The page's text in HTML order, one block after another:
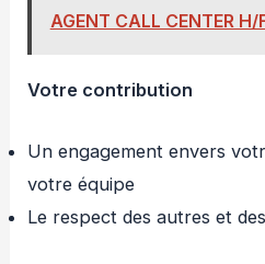
AGENT CALL CENTER H/
Votre contribution
Un engagement envers
votre équipe
Le respect des autres et